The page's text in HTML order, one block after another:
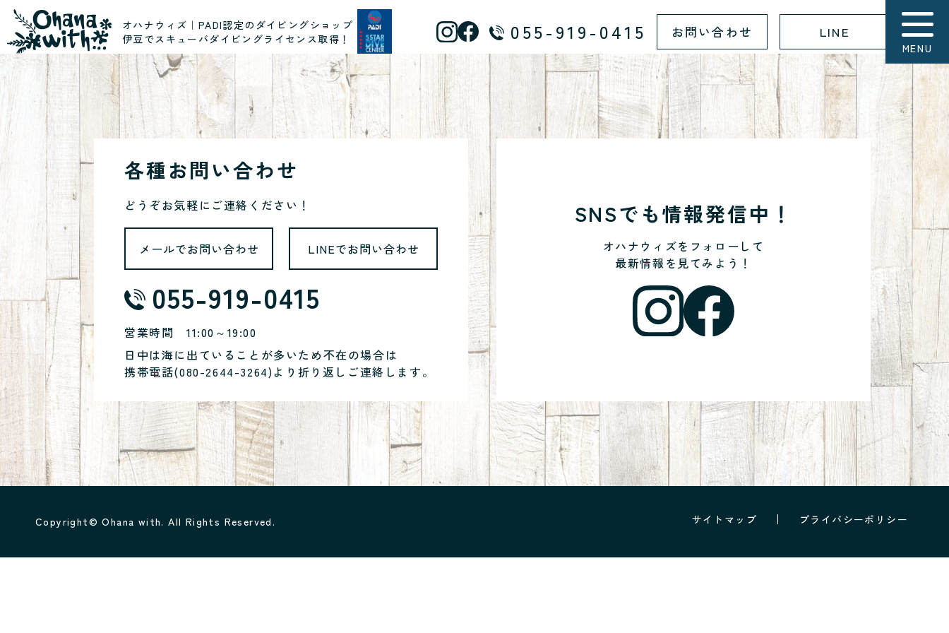
オハナウィズ｜PADI認定のダイビングショップ
伊豆でスキューバダイビングライセンス取得！
055-919-0415 お問い合わせ LINE
MENU
各種お問い合わせ
どうぞお気軽にご連絡ください！
メールでお問い合わせ LINEでお問い合わせ
055-919-0415
営業時間 11:00～19:00
日中は海に出ていることが多いため不在の場合は
携帯電話(080-2644-3264)より折り返しご連絡します。
SNSでも情報発信中！
オハナウィズをフォローして
最新情報を見てみよう！
サイトマップ プライバシーポリシー
Copyright© Ohana with. All Rights Reserved.